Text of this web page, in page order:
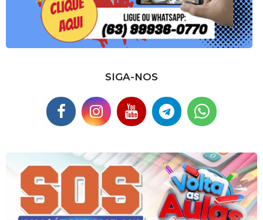
SIGA-NOS